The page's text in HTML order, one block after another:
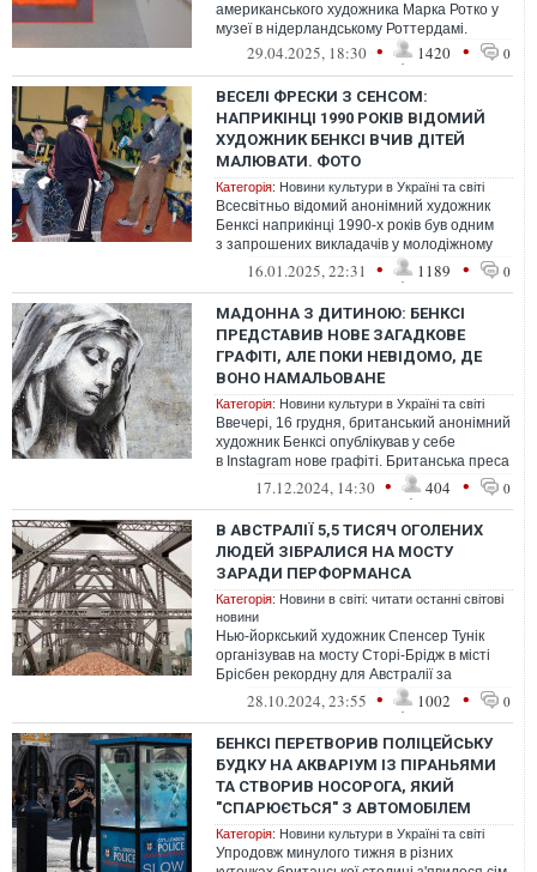
американського художника Марка Ротко у
музеї в нідерландському Роттердамі.
29.04.2025, 18:30 • 1420 • 0
ВЕСЕЛІ ФРЕСКИ З СЕНСОМ:
НАПРИКІНЦІ 1990 РОКІВ ВІДОМИЙ
ХУДОЖНИК БЕНКСІ ВЧИВ ДІТЕЙ
МАЛЮВАТИ. ФОТО
Категорія: Новини культури в Україні та світі
Всесвітньо відомий анонімний художник
Бенксі наприкінці 1990-х років був одним
з запрошених викладачів у молодіжному
центрі, де вчив дітей малювати
16.01.2025, 22:31 • 1189 • 0
МАДОННА З ДИТИНОЮ: БЕНКСІ
ПРЕДСТАВИВ НОВЕ ЗАГАДКОВЕ
ГРАФІТІ, АЛЕ ПОКИ НЕВІДОМО, ДЕ
ВОНО НАМАЛЬОВАНЕ
Категорія: Новини культури в Україні та світі
Ввечері, 16 грудня, британський анонімний
художник Бенксі опублікував у себе
в Instagram нове графіті. Британська преса
вже назвала його загадковим, а...
17.12.2024, 14:30 • 404 • 0
В АВСТРАЛІЇ 5,5 ТИСЯЧ ОГОЛЕНИХ
ЛЮДЕЙ ЗІБРАЛИСЯ НА МОСТУ
ЗАРАДИ ПЕРФОРМАНСА
Категорія: Новини в світі: читати останні світові
новини
Нью-йоркський художник Спенсер Тунік
організував на мосту Сторі-Брідж в місті
Брісбен рекордну для Австралії за
кількістю учасників фотосесію за участ...
28.10.2024, 23:55 • 1002 • 0
БЕНКСІ ПЕРЕТВОРИВ ПОЛІЦЕЙСЬКУ
БУДКУ НА АКВАРІУМ ІЗ ПІРАНЬЯМИ
ТА СТВОРИВ НОСОРОГА, ЯКИЙ
"СПАРЮЄТЬСЯ" З АВТОМОБІЛЕМ
Категорія: Новини культури в Україні та світі
Упродовж минулого тижня в різних